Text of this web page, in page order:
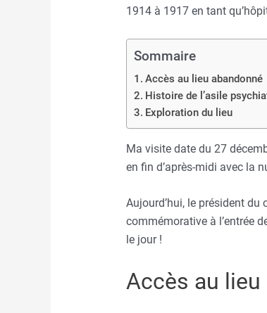
1914 à 1917 en tant
Sommaire
Accès au lieu abandonné
Histoire de l’asile
Exploration du lieu
Ma visite date du 27
en fin d’après-midi avec la
Aujourd’hui, le président
commémorative à l’entrée
le jour !
Accès au lieu